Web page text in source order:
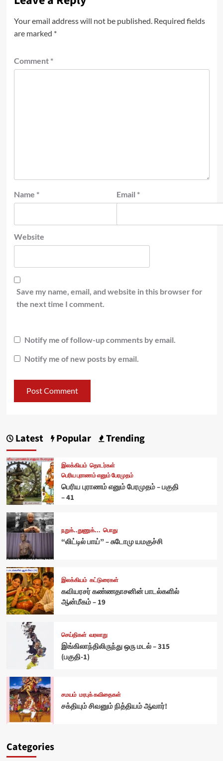
Your email address will not be published. Required fields
are marked *
Comment *
Name * Email *
Website
Save my name, email, and website in this browser for
the next time I comment.
Notify me of follow-up comments by email.
Notify me of new posts by email.
Latest Popular Trending
இலக்கியம் தொடர்கள்
பெரிய புராணம் எனும் பேரமுதம்
பெரிய புராணம் எனும் பேரமுதம் – பகுதி
– 41
நறுக்..துணுக்... பொது
“லிட்டில் பாய்” – சுடோமு யமகுச்சி
இலக்கியம் கட்டுரைகள்
கவியரசர் கண்ணதாசனின் பாடல்களில்
ஆன்மீகம் – 19
செய்திகள் வரலாறு
இங்கிலாந்திலிருந்து ஒரு மடல் – 315
(பகுதி-1)
சமயம் மரபுக் கவிதைகள்
சக்தியும் சிவனும் நித்தியம் ஆவார்!
Categories